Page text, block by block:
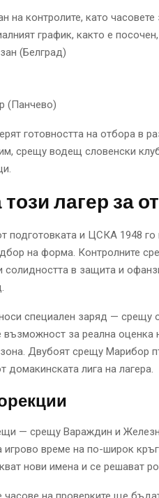
на контролите, като
график, както е
(Белград)
(Панчево)
готовността на отбора в
срещу водещ словенски
лагер за
подготовката и ЦСКА 1948 го
на форма. Контролните
в защита и
специален заряд — срещу
за реална оценка
Двубоят срещу Марибор
лига на лагера.
— срещу Вараждин и
време на по-широк
нови имена и се решават